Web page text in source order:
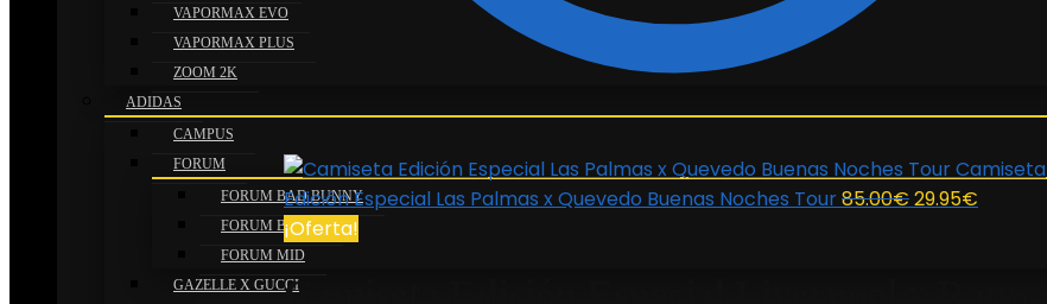
VAPORMAX EVO
VAPORMAX PLUS
ZOOM 2K
ADIDAS
CAMPUS
FORUM
FORUM BAD BUNNY
FORUM BAJAS
FORUM MID
GAZELLE X GUCCI
Camiseta
Edición Especial Las Palmas x Quevedo Buenas Noches Tour85.00€El
29.95€El
¡Oferta!
Camiseta Edición Especial Liverpool x Rauw